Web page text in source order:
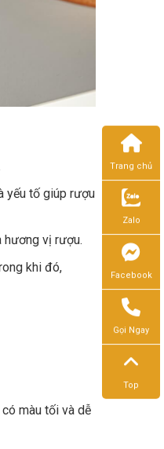
yếu tố giúp rượu
hương vị rượu.
khi đó,
màu tối và dễ
Trang chủ
Zalo
Facebook
Gọi Ngay
Top